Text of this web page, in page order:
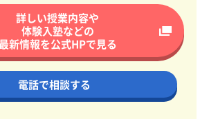
詳しい授業内容や
体験入塾などの
新情報を公式HPで見る
電話で相談する